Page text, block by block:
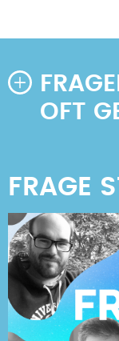
OFT